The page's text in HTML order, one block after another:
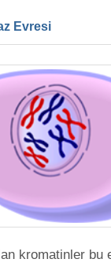
Evresi
kromatinler bu